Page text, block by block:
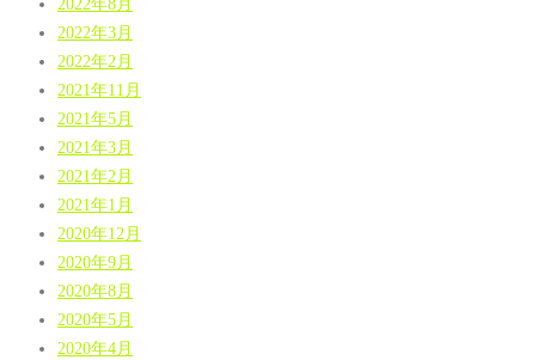
2022年3月
2022年2月
2021年11月
2021年5月
2021年3月
2021年2月
2021年1月
2020年12月
2020年9月
2020年8月
2020年5月
2020年4月